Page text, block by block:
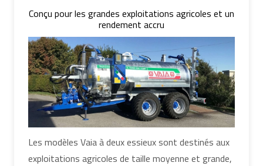
Conçu pour les grandes exploitations agricoles et un
rendement accru
Les modèles Vaia à deux essieux sont destinés aux
exploitations agricoles de taille moyenne et grande,